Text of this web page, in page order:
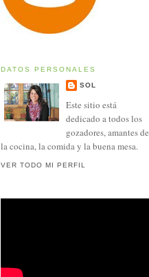
DATOS PERSONALES
SOL
Este sitio está
dedicado a todos los
gozadores, amantes de
la cocina, la comida y la buena mesa.
VER TODO MI PERFIL